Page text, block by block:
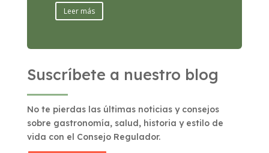
Leer más
Suscríbete a nuestro blog
No te pierdas las últimas noticias y consejos
sobre gastronomía, salud, historia y estilo de
vida con el Consejo Regulador.